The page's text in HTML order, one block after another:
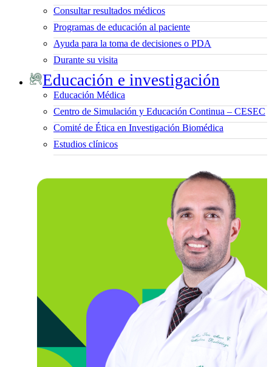
Consultar resultados médicos
Programas de educación al paciente
Ayuda para la toma de decisiones o PDA
Durante su visita
Educación e investigación
Educación Médica
Centro de Simulación y Educación Continua – CESEC
Comité de Ética en Investigación Biomédica
Estudios clínicos